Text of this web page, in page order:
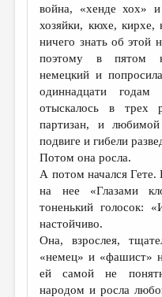
ПРАВИЛА САЙТА
ОТДЕЛЫ И РУБРИКИ
ИЗБРАННОЕ
ДАЙДЖЕСТ
ПРОИЗВЕДЕНИЯ
ПЕРЕВОДЫ
КОНКУРСЫ
ДЕТСКАЯ КОМНАТА
КНИЖНАЯ ПОЛКА
ОБЗОР ЛИТЕРАТУРЫ
СТРАНИЦЫ ПАМЯТИ
война, «хенде хох»
хозяйки, кюхе,
ничего знать об этой
поэтому в пятом
немецкий и
одиннадцати
отыскалось в трех
партизан, и
подвиге и гибели
Потом она росла.
А потом начался Гете.
на нее «Глазами
тоненький голосок:
настойчиво.
Она, взрослея,
«немец» и «фашист»
ей самой не
народом и росла